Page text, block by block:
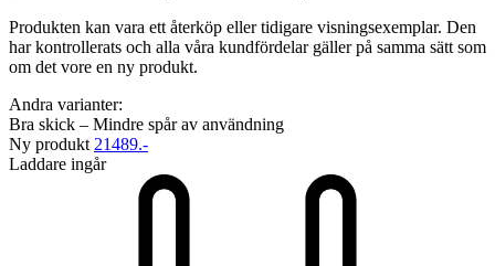
Produkten kan vara ett återköp eller tidigare visningsexemplar. Den
har kontrollerats och alla våra kundfördelar gäller på samma sätt som
om det vore en ny produkt.
Andra varianter:
Bra skick – Mindre spår av användning
Ny produkt 21489.-
Laddare ingår